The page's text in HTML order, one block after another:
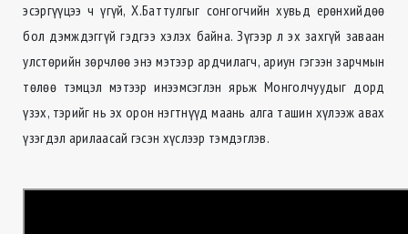
эсэргүүцээ ч үгүй, Х.Баттулгыг сонгогчийн хувьд ерөнхийдөө
бол дэмждэггүй гэдгээ хэлэх байна. Зүгээр л эх захгүй заваан
улстөрийн зөрчлөө энэ мэтээр ардчилагч, ариун гэгээн зарчмын
төлөө тэмцэл мэтээр инээмсэглэн ярьж Монголчуудыг дорд
үзэх, тэрийг нь эх орон нэгтнүүд маань алга ташин хүлээж авах
үзэгдэл арилаасай гэсэн хүслээр тэмдэглэв.